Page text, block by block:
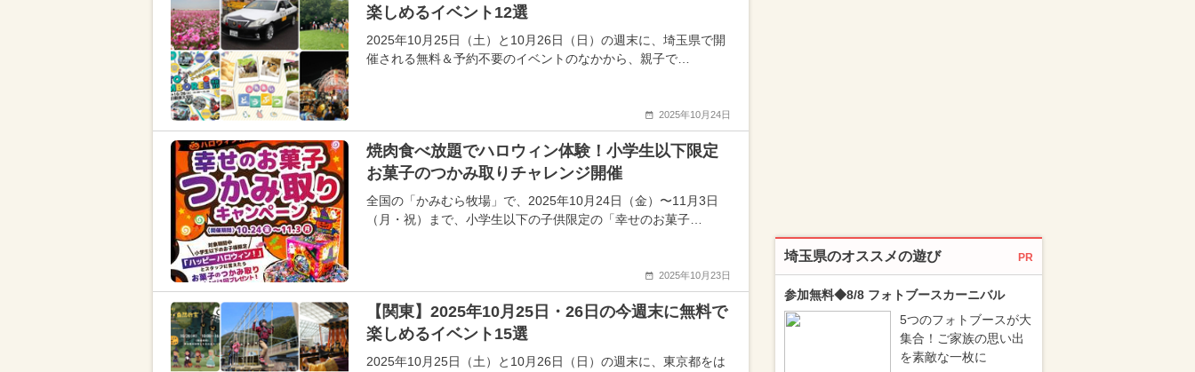
楽しめるイベント12選
2025年10月25日（土）と10月26日（日）の週末に、埼玉県で開
催される無料＆予約不要のイベントのなかから、親子で…
2025年10月24日
焼肉食べ放題でハロウィン体験！小学生以下限定
お菓子のつかみ取りチャレンジ開催
全国の「かみむら牧場」で、2025年10月24日（金）〜11月3日
（月・祝）まで、小学生以下の子供限定の「幸せのお菓子…
2025年10月23日
【関東】2025年10月25日・26日の今週末に無料で
楽しめるイベント15選
2025年10月25日（土）と10月26日（日）の週末に、東京都をは
埼玉県のオススメの遊び PR
参加無料◆8/8 フォトブースカーニバル
5つのフォトブースが大
集合！ご家族の思い出
を素敵な一枚に